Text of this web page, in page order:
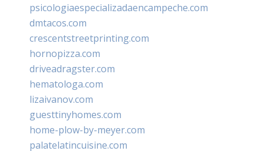
psicologiaespecializadaencampeche.com
dmtacos.com
crescentstreetprinting.com
hornopizza.com
driveadragster.com
hematologa.com
lizaivanov.com
guesttinyhomes.com
home-plow-by-meyer.com
palatelatincuisine.com